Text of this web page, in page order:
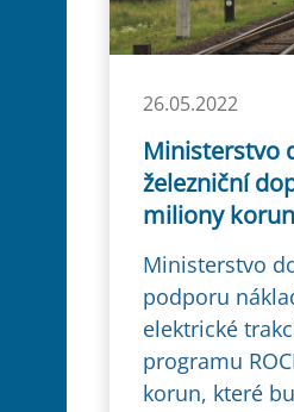
26.05.2022
Ministerstvo
železniční
miliony korun
Ministerstvo
podporu
elektrické
programu
korun, které